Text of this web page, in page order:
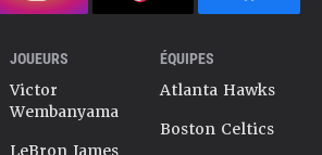
JOUEURS
Victor
Wembanyama
LeBron James
ÉQUIPES
Atlanta Hawks
Boston Celtics